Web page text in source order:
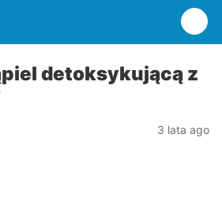
detoksykującą z
3 lata ago